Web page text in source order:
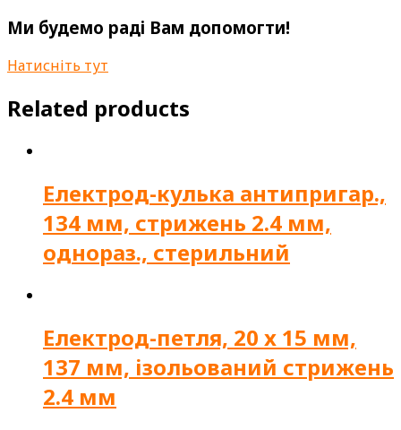
Ми будемо раді Вам допомогти!
Натисніть тут
Related products
Електрод-кулька антипригар.,
134 мм, стрижень 2.4 мм,
однораз., стерильний
Електрод-петля, 20 x 15 мм,
137 мм, ізольований стрижень
2.4 мм